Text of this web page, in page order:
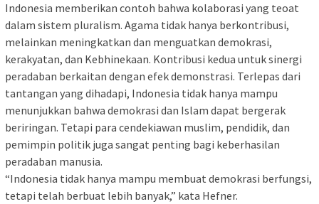
Indonesia memberikan contoh bahwa kolaborasi yang teoat
dalam sistem pluralism. Agama tidak hanya berkontribusi,
melainkan meningkatkan dan menguatkan demokrasi,
kerakyatan, dan Kebhinekaan. Kontribusi kedua untuk sinergi
peradaban berkaitan dengan efek demonstrasi. Terlepas dari
tantangan yang dihadapi, Indonesia tidak hanya mampu
menunjukkan bahwa demokrasi dan Islam dapat bergerak
beriringan. Tetapi para cendekiawan muslim, pendidik, dan
pemimpin politik juga sangat penting bagi keberhasilan
peradaban manusia.
“Indonesia tidak hanya mampu membuat demokrasi berfungsi,
tetapi telah berbuat lebih banyak,” kata Hefner.